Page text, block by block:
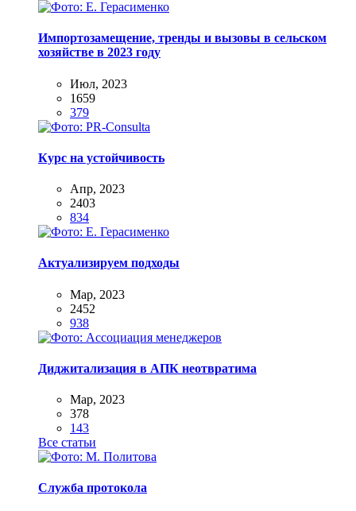
Импортозамещение, тренды и вызовы в сельском
хозяйстве в 2023 году
Июл, 2023
1659
379
Курс на устойчивость
Апр, 2023
2403
834
Актуализируем подходы
Мар, 2023
2452
938
Диджитализация в АПК неотвратима
Мар, 2023
378
143
Все статьи
Служба протокола